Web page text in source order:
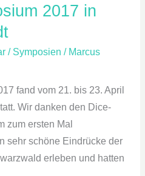
2017 in
/ Symposien / Marcus
fand vom 21. bis 23. April
Wir danken den Dice-
zum ersten Mal
sehr schöne Eindrücke der
erleben und hatten